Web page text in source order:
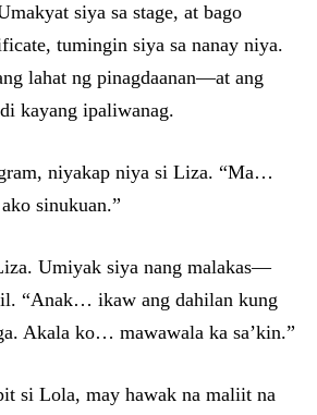
siya sa stage, at bago
tumingin siya sa nanay niya.
lahat ng pinagdaanan—at ang
kayang ipaliwanag.
niyakap niya si Liza. “Ma…
sinukuan.”
Umiyak siya nang malakas—
“Anak… ikaw ang dahilan kung
Akala ko… mawawala ka sa’kin.”
si Lola, may hawak na maliit na